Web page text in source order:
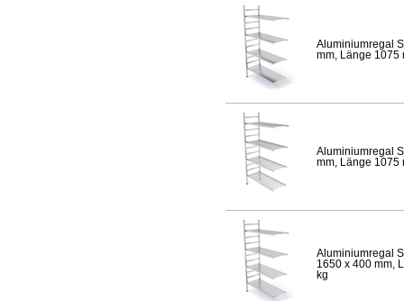
Aluminiumregal
mm, Länge 1075
Aluminiumregal
mm, Länge 1075
Aluminiumregal
1650 x 400 mm,
kg